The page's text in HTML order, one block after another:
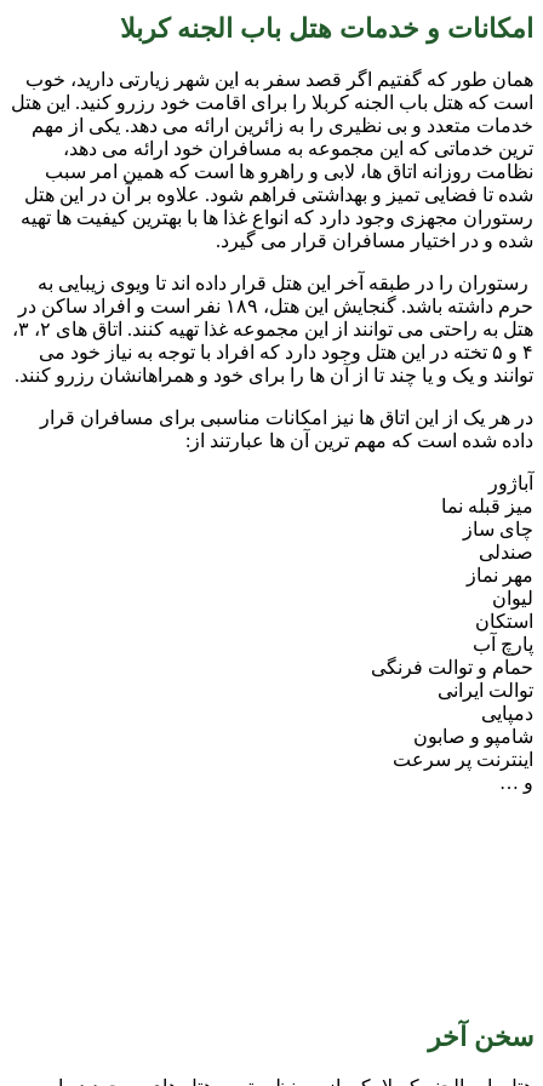
امکانات و خدمات هتل باب الجنه کربلا
همان طور که گفتیم اگر قصد سفر به این شهر زیارتی دارید، خوب
است که هتل باب الجنه کربلا را برای اقامت خود رزرو کنید. این هتل
خدمات متعدد و بی نظیری را به زائرین ارائه می دهد. یکی از مهم
ترین خدماتی که این مجموعه به مسافران خود ارائه می دهد،
نظامت روزانه اتاق ها، لابی و راهرو ها است که همین امر سبب
شده تا فضایی تمیز و بهداشتی فراهم شود. علاوه بر آن در این هتل
رستوران مجهزی وجود دارد که انواع غذا ها با بهترین کیفیت ها تهیه
شده و در اختیار مسافران قرار می گیرد.
رستوران را در طبقه آخر این هتل قرار داده اند تا ویوی زیبایی به
حرم داشته باشد. گنجایش این هتل، ۱۸۹ نفر است و افراد ساکن در
هتل به راحتی می توانند از این مجموعه غذا تهیه کنند. اتاق های ۲، ۳،
۴ و ۵ تخته در این هتل وجود دارد که افراد با توجه به نیاز خود می
توانند و یک و یا چند تا از آن ها را برای خود و همراهانشان رزرو کنند.
در هر یک از این اتاق ها نیز امکانات مناسبی برای مسافران قرار
داده شده است که مهم ترین آن ها عبارتند از:
آباژور
میز قبله نما
چای ساز
صندلی
مهر نماز
لیوان
استکان
پارچ آب
حمام و توالت فرنگی
توالت ایرانی
دمپایی
شامپو و صابون
اینترنت پر سرعت
و …
سخن آخر